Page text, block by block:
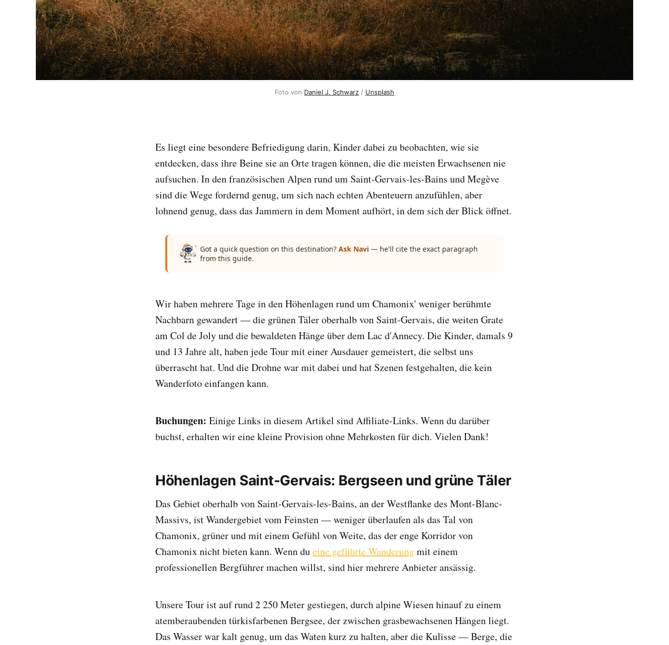
Foto von Daniel J. Schwarz / Unsplash
Es liegt eine besondere Befriedigung darin, Kinder dabei zu beobachten, wie sie
entdecken, dass ihre Beine sie an Orte tragen können, die die meisten Erwachsenen nie
aufsuchen. In den französischen Alpen rund um Saint-Gervais-les-Bains und Megève
sind die Wege fordernd genug, um sich nach echten Abenteuern anzufühlen, aber
lohnend genug, dass das Jammern in dem Moment aufhört, in dem sich der Blick öffnet.
Got a quick question on this destination? Ask Navi — he'll cite the exact paragraph
from this guide.
Wir haben mehrere Tage in den Höhenlagen rund um Chamonix' weniger berühmte
Nachbarn gewandert — die grünen Täler oberhalb von Saint-Gervais, die weiten Grate
am Col de Joly und die bewaldeten Hänge über dem Lac d'Annecy. Die Kinder, damals 9
und 13 Jahre alt, haben jede Tour mit einer Ausdauer gemeistert, die selbst uns
überrascht hat. Und die Drohne war mit dabei und hat Szenen festgehalten, die kein
Wanderfoto einfangen kann.
Buchungen: Einige Links in diesem Artikel sind Affiliate-Links. Wenn du darüber
buchst, erhalten wir eine kleine Provision ohne Mehrkosten für dich. Vielen Dank!
Höhenlagen Saint-Gervais: Bergseen und grüne Täler
Das Gebiet oberhalb von Saint-Gervais-les-Bains, an der Westflanke des Mont-Blanc-
Massivs, ist Wandergebiet vom Feinsten — weniger überlaufen als das Tal von
Chamonix, grüner und mit einem Gefühl von Weite, das der enge Korridor von
Chamonix nicht bieten kann. Wenn dueine geführte Wanderungmit einem
professionellen Bergführer machen willst, sind hier mehrere Anbieter ansässig.
Unsere Tour ist auf rund 2 250 Meter gestiegen, durch alpine Wiesen hinauf zu einem
atemberaubenden türkisfarbenen Bergsee, der zwischen grasbewachsenen Hängen liegt.
Das Wasser war kalt genug, um das Waten kurz zu halten, aber die Kulisse — Berge, die